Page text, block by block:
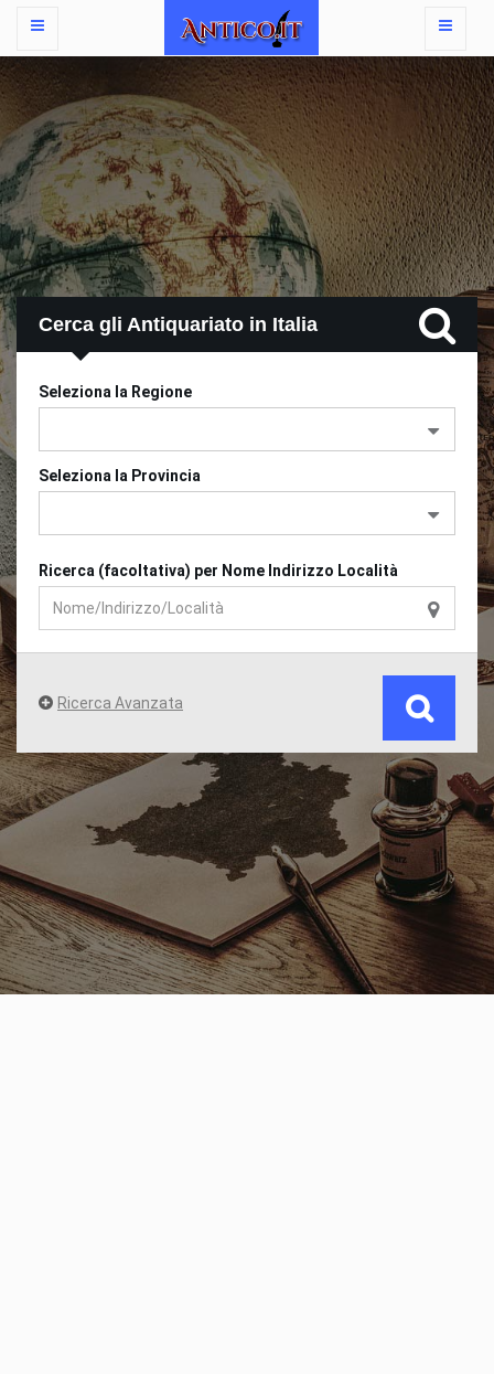
Cerca gli Antiquariato in Italia
Seleziona la Regione
Seleziona la Provincia
Ricerca (facoltativa) per Nome Indirizzo Località
Ricerca Avanzata